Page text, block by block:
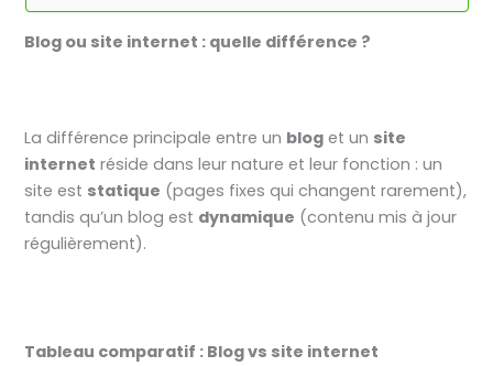
Blog ou site internet : quelle différence ?
La différence principale entre un blog et un site
internet réside dans leur nature et leur fonction : un
site est statique (pages fixes qui changent rarement),
tandis qu’un blog est dynamique (contenu mis à jour
régulièrement).
Tableau comparatif : Blog vs site internet